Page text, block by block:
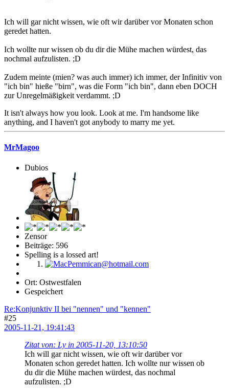
Ich will gar nicht wissen, wie oft wir darüber vor Monaten schon
geredet hatten.
Ich wollte nur wissen ob du dir die Mühe machen würdest, das
nochmal aufzulisten. ;D
Zudem meinte (mien? was auch immer) ich immer, der Infinitiv von
"ich bin" hieße "birn", was die Form "ich bin", dann eben DOCH
zur Unregelmäßigkeit verdammt. ;D
It isn't always how you look. Look at me. I'm handsome like
anything, and I haven't got anybody to marry me yet.
MrMagoo
Dubios
Zensor
Beiträge: 596
Spelling is a lossed art!
Ort: Ostwestfalen
Gespeichert
Re:Konjunktiv II bei "nennen" und "kennen"
#25
2005-11-21, 19:41:43
Zitat von: Ly in 2005-11-20, 13:10:50
Ich will gar nicht wissen, wie oft wir darüber vor
Monaten schon geredet hatten. Ich wollte nur wissen ob
du dir die Mühe machen würdest, das nochmal
aufzulisten. ;D